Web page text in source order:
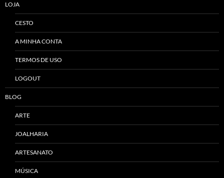
LOJA
CESTO
A MINHA CONTA
TERMOS DE USO
LOGOUT
BLOG
ARTE
JOALHARIA
ARTESANATO
MÚSICA